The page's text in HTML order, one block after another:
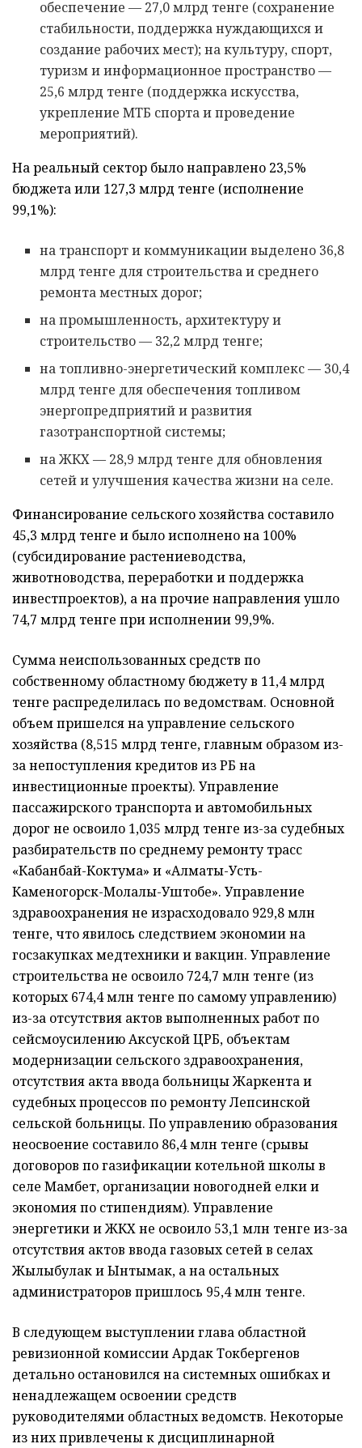
обеспечение — 27,0 млрд тенге (сохранение
стабильности, поддержка нуждающихся и
создание рабочих мест); на культуру, спорт,
туризм и информационное пространство —
25,6 млрд тенге (поддержка искусства,
укрепление МТБ спорта и проведение
мероприятий).
На реальный сектор было направлено 23,5%
бюджета или 127,3 млрд тенге (исполнение
99,1%):
на транспорт и коммуникации выделено 36,8
млрд тенге для строительства и среднего
ремонта местных дорог;
на промышленность, архитектуру и
строительство — 32,2 млрд тенге;
на топливно-энергетический комплекс — 30,4
млрд тенге для обеспечения топливом
энергопредприятий и развития
газотранспортной системы;
на ЖКХ — 28,9 млрд тенге для обновления
сетей и улучшения качества жизни на селе.
Финансирование сельского хозяйства составило
45,3 млрд тенге и было исполнено на 100%
(субсидирование растениеводства,
животноводства, переработки и поддержка
инвестпроектов), а на прочие направления ушло
74,7 млрд тенге при исполнении 99,9%.
Сумма неиспользованных средств по
собственному областному бюджету в 11,4 млрд
тенге распределилась по ведомствам. Основной
объем пришелся на управление сельского
хозяйства (8,515 млрд тенге, главным образом из-
за непоступления кредитов из РБ на
инвестиционные проекты). Управление
пассажирского транспорта и автомобильных
дорог не освоило 1,035 млрд тенге из-за судебных
разбирательств по среднему ремонту трасс
«Кабанбай-Коктума» и «Алматы-Усть-
Каменогорск-Молалы-Уштобе». Управление
здравоохранения не израсходовало 929,8 млн
тенге, что явилось следствием экономии на
госзакупках медтехники и вакцин. Управление
строительства не освоило 724,7 млн тенге (из
которых 674,4 млн тенге по самому управлению)
из-за отсутствия актов выполненных работ по
сейсмоусилению Аксуской ЦРБ, объектам
модернизации сельского здравоохранения,
отсутствия акта ввода больницы Жаркента и
судебных процессов по ремонту Лепсинской
сельской больницы. По управлению образования
неосвоение составило 86,4 млн тенге (срывы
договоров по газификации котельной школы в
селе Мамбет, организации новогодней елки и
экономия по стипендиям). Управление
энергетики и ЖКХ не освоило 53,1 млн тенге из-за
отсутствия актов ввода газовых сетей в селах
Жылыбулак и Ынтымак, а на остальных
администраторов пришлось 95,4 млн тенге.
В следующем выступлении глава областной
ревизионной комиссии Ардак Токбергенов
детально остановился на системных ошибках и
ненадлежащем освоении средств
руководителями областных ведомств. Некоторые
из них привлечены к дисциплинарной